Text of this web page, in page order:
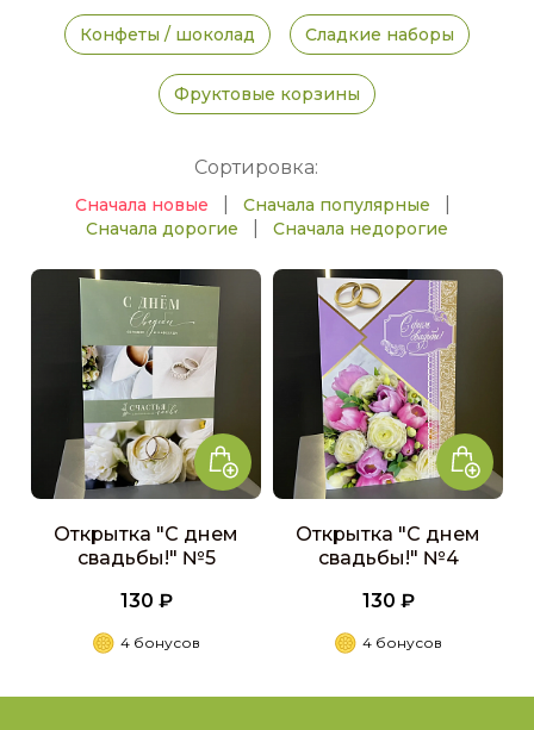
Конфеты / шоколад Сладкие наборы
Фруктовые корзины
Сортировка:
Сначала новые Сначала популярные
Сначала дорогие Сначала недорогие
Открытка "С днем
свадьбы!" №5
130 ₽
4 бонусов
Открытка "С днем
свадьбы!" №4
130 ₽
4 бонусов